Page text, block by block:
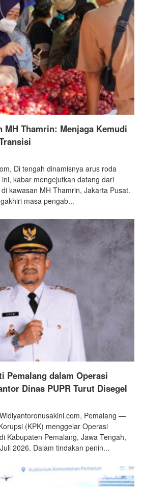
MH Thamrin: Menjaga Kemudi
Di tengah dinamisnya arus roda
kabar mengejutkan datang dari
kawasan MH Thamrin, Jakarta Pusat.
masa pengab...
Pemalang dalam Operasi
Dinas PUPR Turut Disegel
Pemalang —
(KPK) menggelar Operasi
Kabupaten Pemalang, Jawa Tengah,
2026. Dalam tindakan penin...